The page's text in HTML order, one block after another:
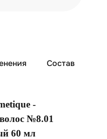
Состав
-
№8.01
60 мл